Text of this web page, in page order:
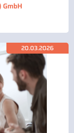
20.03.2026